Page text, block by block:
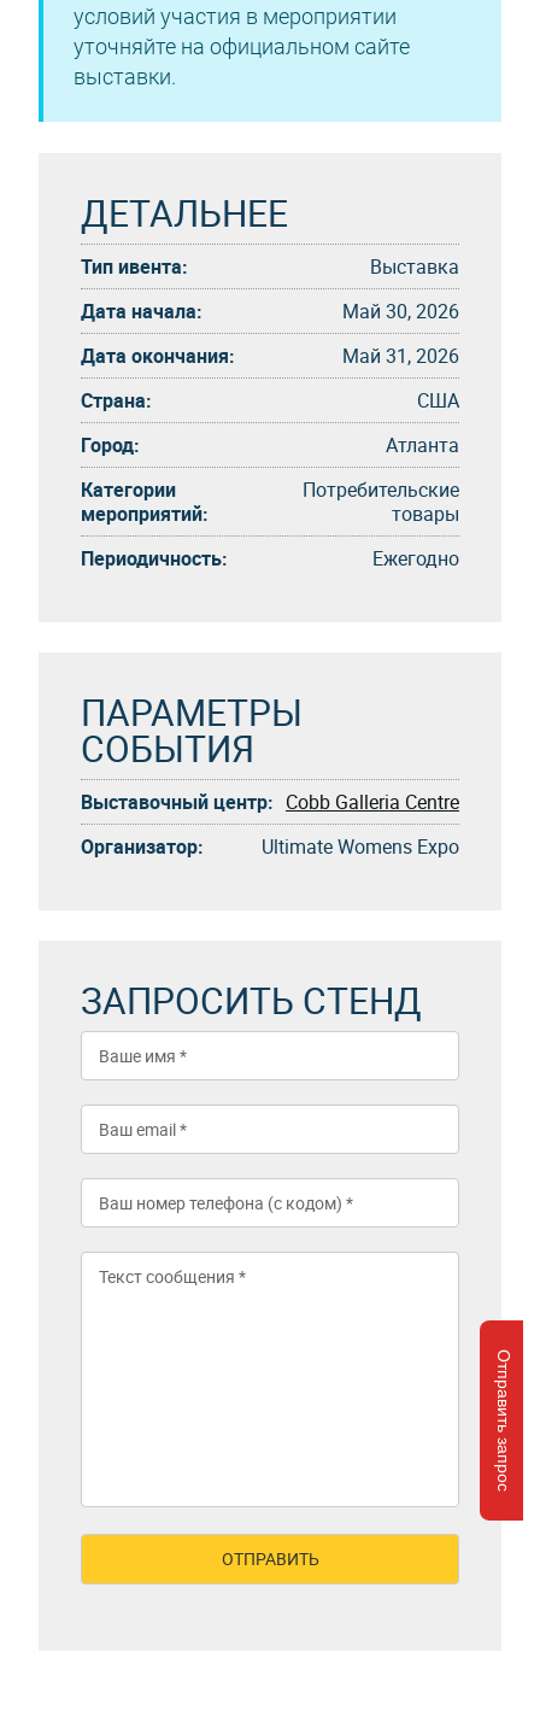
Отправить запрос
условий участия в мероприятии
уточняйте на официальном сайте
выставки.
ДЕТАЛЬНЕЕ
Тип ивента:
Выставка
Дата начала:
Май 30, 2026
Дата окончания:
Май 31, 2026
Страна:
США
Город:
Атланта
Категории
мероприятий:
Потребительские
товары
Периодичность:
Eжегоднo
ПАРАМЕТРЫ
СОБЫТИЯ
Выставочный центр: Cobb Galleria Centre
Организатор:
Ultimate Womens Expo
ЗАПРОСИТЬ СТЕНД